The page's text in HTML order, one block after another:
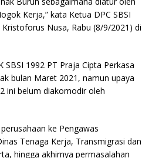
Kerja,” kata Ketua DPC SBSI
Nusa, Rabu (8/9/2021) di
1992 PT Praja Cipta Perkasa
bulan Maret 2021, namun upaya
ini belum diakomodir oleh
ke Pengawas
Tenaga Kerja, Transmigrasi dan
hingga akhirnya permasalahan